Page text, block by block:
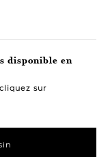
disponible en
sur